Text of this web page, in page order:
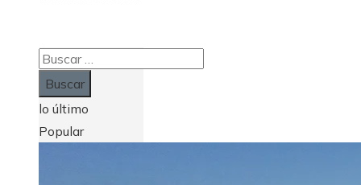
Buscar:
lo último
Popular